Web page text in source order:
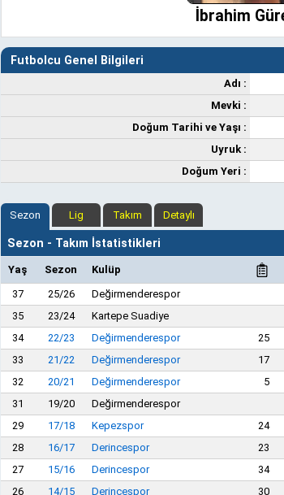
İbrahim
Futbolcu Genel Bilgileri
Adı :
Mevki :
Doğum Tarihi ve Yaşı :
Uyruk :
Doğum Yeri :
Sezon Lig Takım Detaylı
Sezon - Takım İstatistikleri
Yaş Sezon Kulüp
37
25/26
Değirmenderespor
35
23/24
Kartepe Suadiye
34
22/23 Değirmenderespor 25
33
21/22 Değirmenderespor 17
32
20/21 Değirmenderespor 5
31
19/20
Değirmenderespor
29
17/18 Kepezspor 24
28
16/17 Derincespor 23
27
15/16 Derincespor 34
26
14/15 Derincespor 30